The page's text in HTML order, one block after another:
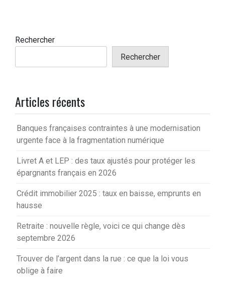
Rechercher
Rechercher
Articles récents
Banques françaises contraintes à une modernisation
urgente face à la fragmentation numérique
Livret A et LEP : des taux ajustés pour protéger les
épargnants français en 2026
Crédit immobilier 2025 : taux en baisse, emprunts en
hausse
Retraite : nouvelle règle, voici ce qui change dès
septembre 2026
Trouver de l’argent dans la rue : ce que la loi vous
oblige à faire